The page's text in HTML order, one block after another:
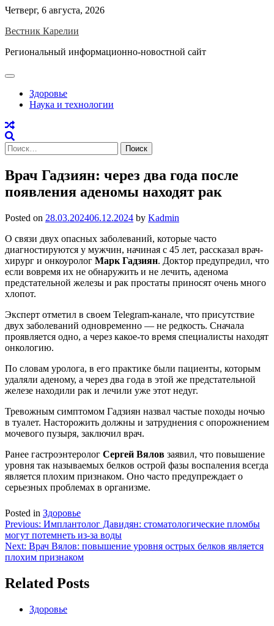
Skip
content
Четверг, 6 августа, 2026
Вестник Карелии
Региональный информационно-новостной сайт
Здоровье
Наука и технологии
Найти:
Врач Гадзиян: через два года после
появления аденомы находят рак
Posted on 28.03.202406.12.2024 by Kadmin
О связи двух опасных заболеваний, которые часто
диагностируются у мужчин, начиная с 45 лет, рассказал врач-
хирург и онкоуролог Марк Гадзиян. Доктор предупредил, что
если вовремя их не обнаружить и не лечить, аденома
предстательной железы и рак простаты приносят очень много
хлопот.
Эксперт отметил в своем Telegram-канале, что присутствие
двух заболеваний одновременно — не редкость. Сначала
проявляется одно, а через какое-то время специалисты находят
онкологию.
По словам уролога, в его практике были пациенты, которым
удаляли аденому, а через два года в этой же предстательной
железе находили рак и лечили уже этот недуг.
Тревожным симптомом Гадзиян назвал частые походы ночью
в туалет. Насторожить должны и затруднения с опорожнением
мочевого пузыря, заключил врач.
Ранее гастроэнтеролог Сергей Вялов заявил, что повышение
уровня так называемых белков острой фазы воспаления всегда
является плохим признаком. Оно часто предупреждает о
серьезных проблемах в организме.
Posted in Здоровье
Навигация
по
записям
Previous: Имплантолог Давидян: стоматологические пломбы
могут потемнеть из-за воды
Next: Врач Вялов: повышение уровня острых белков является
плохим признаком
Related Posts
Здоровье